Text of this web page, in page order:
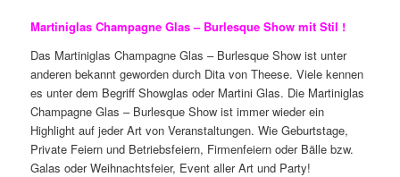
Martiniglas Champagne Glas – Burlesque Show mit Stil !
Das Martiniglas Champagne Glas – Burlesque Show ist unter
anderen bekannt geworden durch Dita von Theese. Viele kennen
es unter dem Begriff Showglas oder Martini Glas. Die Martiniglas
Champagne Glas – Burlesque Show ist immer wieder ein
Highlight auf jeder Art von Veranstaltungen. Wie Geburtstage,
Private Feiern und Betriebsfeiern, Firmenfeiern oder Bälle bzw.
Galas oder Weihnachtsfeier, Event aller Art und Party!